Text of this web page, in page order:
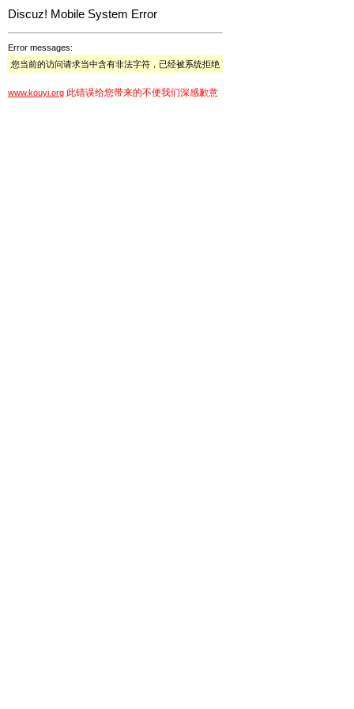
Discuz! Mobile System Error
Error messages:
您当前的访问请求当中含有非法字符，已经被系统拒绝
www.kouyi.org 此错误给您带来的不便我们深感歉意